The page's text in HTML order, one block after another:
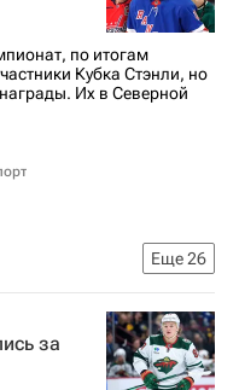
по итогам
Кубка Стэнли, но
Их в Северной
Еще26
за